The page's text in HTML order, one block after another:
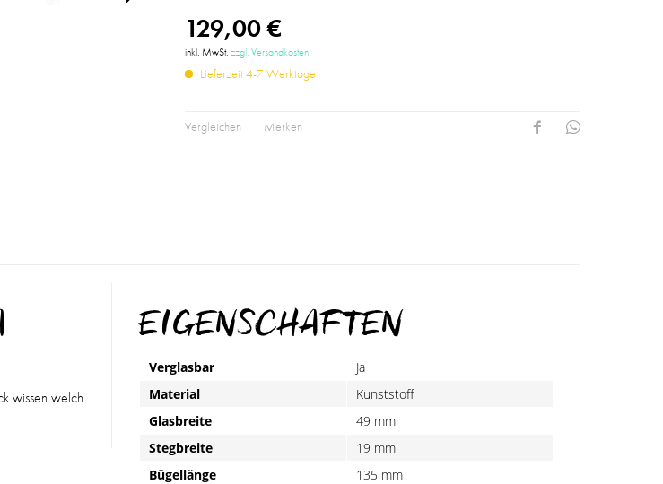
129,00 €
inkl. MwSt.zzgl. Versandkosten
Lieferzeit 4-7 Werktage
Vergleichen Merken
wissen welch
EIGENSCHAFTEN
Verglasbar
Ja
Material
Kunststoff
Glasbreite
49 mm
Stegbreite
19 mm
Bügellänge
135 mm